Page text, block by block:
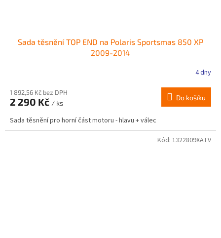
Sada těsnění TOP END na Polaris Sportsmas 850 XP
2009-2014
4 dny
1 892,56 Kč bez DPH
2 290 Kč / ks
Do košíku
Sada těsnění pro horní část motoru - hlavu + válec
Kód: 1322809XATV